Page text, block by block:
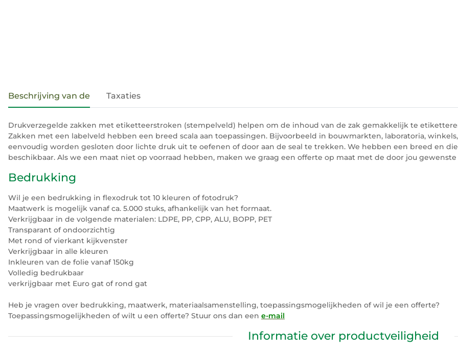
Beschrijving van de Taxaties
Drukverzegelde zakken met etiketteerstroken (stempelveld) helpen om de inhoud van de zak gemakkelijk te
Zakken met een labelveld hebben een breed scala aan toepassingen. Bijvoorbeeld in bouwmarkten, laboratoria,
eenvoudig worden gesloten door lichte druk uit te oefenen of door aan de seal te trekken. We hebben een breed en
beschikbaar. Als we een maat niet op voorraad hebben, maken we graag een offerte op maat met de door jou
Bedrukking
Wil je een bedrukking in flexodruk tot 10 kleuren of fotodruk?
Maatwerk is mogelijk vanaf ca. 5.000 stuks, afhankelijk van het formaat.
Verkrijgbaar in de volgende materialen: LDPE, PP, CPP, ALU, BOPP, PET
Transparant of ondoorzichtig
Met rond of vierkant kijkvenster
Verkrijgbaar in alle kleuren
Inkleuren van de folie vanaf 150kg
Volledig bedrukbaar
verkrijgbaar met Euro gat of rond gat
Heb je vragen over bedrukking, maatwerk, materiaalsamenstelling, toepassingsmogelijkheden of wil je een offerte?
Toepassingsmogelijkheden of wilt u een offerte? Stuur ons dan een e-mail
Informatie over productveiligheid